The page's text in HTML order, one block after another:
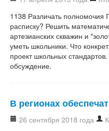
1138 Различать полномочия
расписку? Решить
артезианских скважин и
уметь школьники. Что
проект школьных
обсуждение.
В регионах
26 сентября 2018 года